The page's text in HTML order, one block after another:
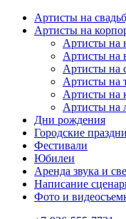
Артисты на
Артисты на
Артисты на
Артисты на
Артисты на
Артисты на
Артисты на
Артисты на
Дни рождения
Городские
Фестивали
Юбилеи
Аренда звука и
Написание
Фото и